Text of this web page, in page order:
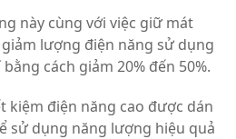
này cùng với việc giữ mát
lượng điện năng sử dụng
cách giảm 20% đến 50%.
kiệm điện năng cao được dán
sử dụng năng lượng hiệu quả